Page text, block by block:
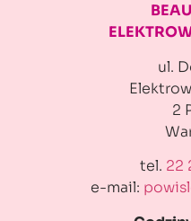
ul.
2
tel. 22
e-mail: